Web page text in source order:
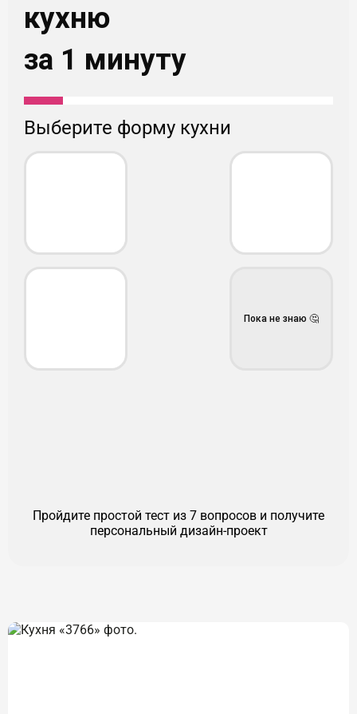
кухню
за 1 минуту
форму кухни
Пока не знаю 🤔
Пройдите простой тест из 7 вопросов и получите
персональный дизайн-проект